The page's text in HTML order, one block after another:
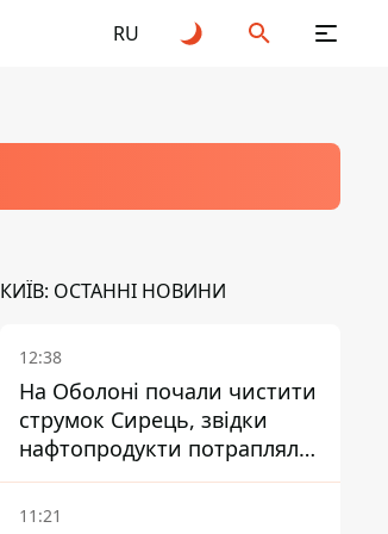
RU
КИЇВ: ОСТАННІ НОВИНИ
12:38
На Оболоні почали чистити
струмок Сирець, звідки
нафтопродукти потрапляли
до озер
11:21